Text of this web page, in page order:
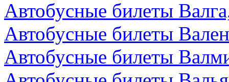
Автобусные билеты
Автобусные билеты
Автобусные билеты